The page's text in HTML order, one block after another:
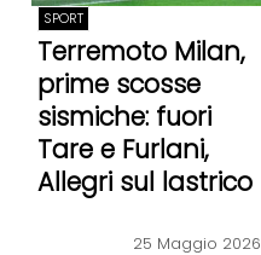
SPORT
Terremoto Milan,
prime scosse
sismiche: fuori
Tare e Furlani,
Allegri sul lastrico
25 Maggio 2026